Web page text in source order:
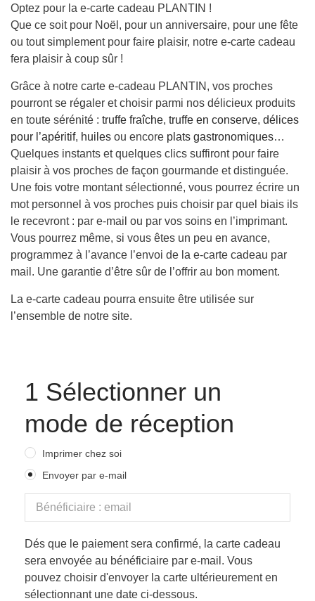
Optez pour la e-carte cadeau PLANTIN !
Que ce soit pour Noël, pour un anniversaire, pour une fête
ou tout simplement pour faire plaisir, notre e-carte cadeau
fera plaisir à coup sûr !
Grâce à notre carte e-cadeau PLANTIN, vos proches
pourront se régaler et choisir parmi nos délicieux produits
en toute sérénité : truffe fraîche, truffe en conserve, délices
pour l’apéritif, huiles ou encore plats gastronomiques…
Quelques instants et quelques clics suffiront pour faire
plaisir à vos proches de façon gourmande et distinguée.
Une fois votre montant sélectionné, vous pourrez écrire un
mot personnel à vos proches puis choisir par quel biais ils
le recevront : par e-mail ou par vos soins en l’imprimant.
Vous pourrez même, si vous êtes un peu en avance,
programmez à l’avance l’envoi de la e-carte cadeau par
mail. Une garantie d’être sûr de l’offrir au bon moment.
La e-carte cadeau pourra ensuite être utilisée sur
l’ensemble de notre site.
1 Sélectionner un
mode de réception
Imprimer chez soi
Envoyer par e-mail
Dés que le paiement sera confirmé, la carte cadeau
sera envoyée au bénéficiaire par e-mail. Vous
pouvez choisir d'envoyer la carte ultérieurement en
sélectionnant une date ci-dessous.